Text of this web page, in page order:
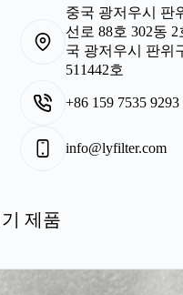
중국 광저우시 판
선로 88호 302동 2
국 광저우시 판위
511442호
+86 159 7535 9293
info@lyfilter.com
제품